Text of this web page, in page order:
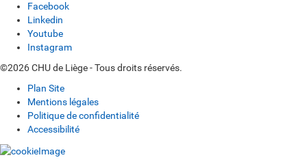
Facebook
Linkedin
Youtube
Instagram
©2026 CHU de Liège - Tous droits réservés.
Plan Site
Mentions légales
Politique de confidentialité
Accessibilité